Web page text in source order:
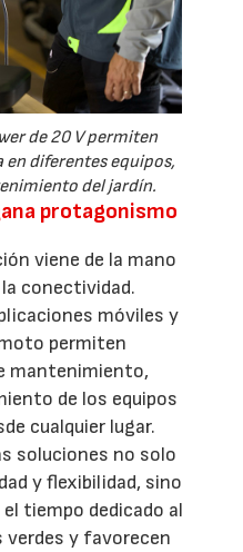
de 20 V permiten
diferentes equipos,
del jardín.
protagonismo
viene de la mano
conectividad.
móviles y
permiten
mantenimiento,
de los equipos
cualquier lugar.
soluciones no solo
y flexibilidad, sino
tiempo dedicado al
verdes y favorecen